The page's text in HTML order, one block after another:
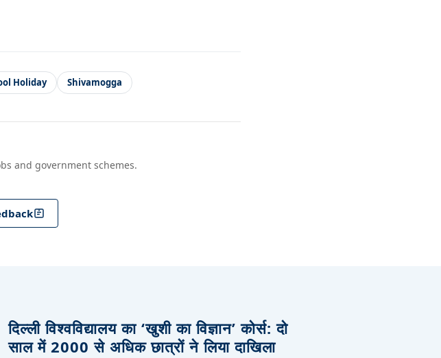
Holiday Shivamogga
and government schemes.
दिल्ली विश्वविद्यालय का ‘खुशी का विज्ञान’ कोर्स: दो
साल में 2000 से अधिक छात्रों ने लिया दाखिला